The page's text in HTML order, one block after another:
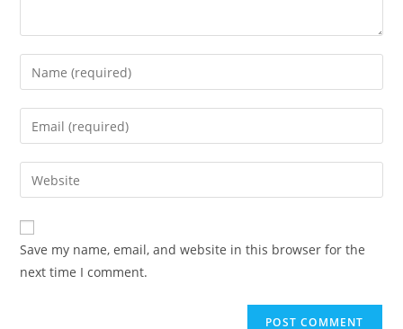
Save my name, email, and website in this browser for the
next time I comment.